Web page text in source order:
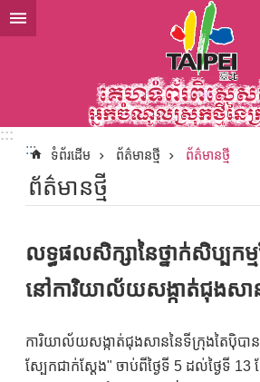
ទៅកាន់មាតិកាប្លុកមាតិកាសំខាន់
:::
:::
ទំព័រដើម ព័ត៌មានថ្មី ព័ត៌មានថ្មី
ព័ត៌មានថ្មី
លទ្ធផលសិក្សានៃថ្នាក់សិប្បកម្
នៅការិយាល័យសង្កាត់ជុងសា
ការិយាល័យសង្កាត់ជុងសាននៃទីក្រុងតៃប៉ិបាន
ស្បែកជាក់ស្តែង" ចាប់ពីថ្ងៃទី 5 ដល់ថ្ងៃទី 13